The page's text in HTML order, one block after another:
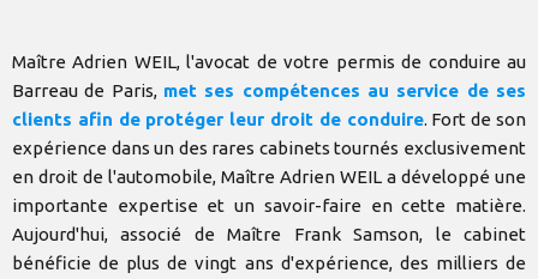
Maître Adrien WEIL, l'avocat de votre permis de conduire au
Barreau de Paris, met ses compétences au service de ses
clients afin de protéger leur droit de conduire. Fort de son
expérience dans un des rares cabinets tournés exclusivement
en droit de l'automobile, Maître Adrien WEIL a développé une
importante expertise et un savoir-faire en cette matière.
Aujourd'hui, associé de Maître Frank Samson, le cabinet
bénéficie de plus de vingt ans d'expérience, des milliers de